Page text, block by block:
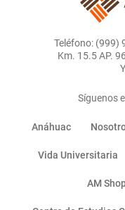
Teléfono: (999)
Km. 15.5 AP.
Síguenos
Anáhuac
Vida Universitaria
AM